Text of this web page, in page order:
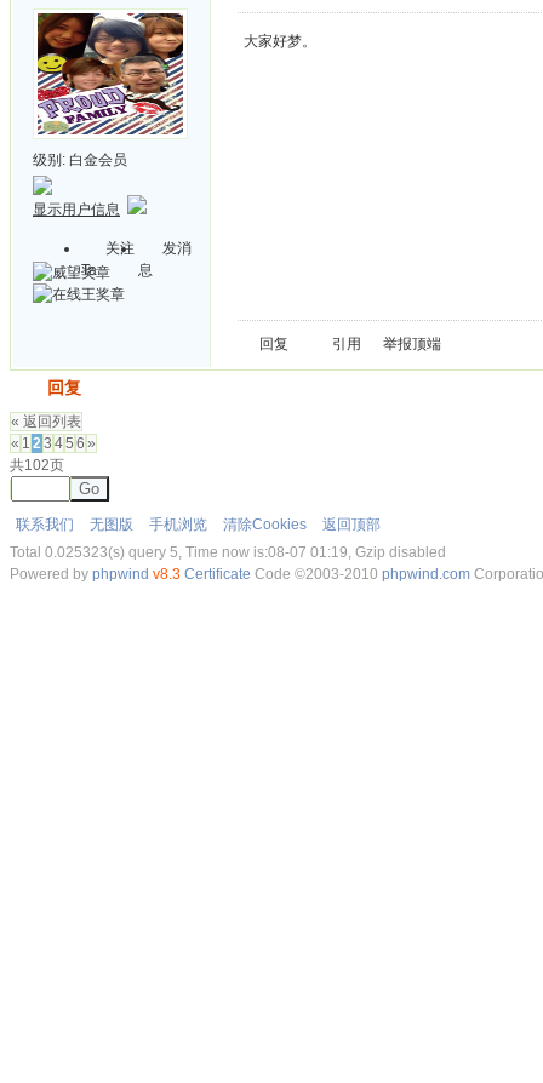
级别: 白金会员
显示用户信息
关注
Ta
发消
息
大家好梦。
回复 引用 举报顶端
回复
« 返回列表
« 1 23 45 6 »
共102页
Go
联系我们 无图版 手机浏览 清除Cookies
返回顶部
Total 0.025323(s) query 5, Time now is:08-07 01:19, Gzip disabled
Powered by phpwind v8.3 Certificate Code ©2003-2010 phpwind.com